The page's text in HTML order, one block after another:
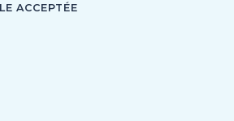
ACCEPTÉE